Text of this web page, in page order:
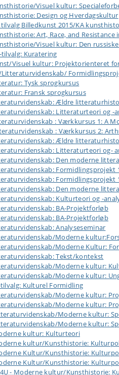
Visuel kultur:
Design og Hverdagskultur
tilvalg Billedkunst 2015/KA
Art, Race, and Resistance
Visuel kultur: Den
tilvalg: Kuratering
Visuel kultur: Projektorienteret
Litteraturvidenskab/
Tysk sprogkursus
Fransk sprogkursus
Ældre
Litteraturteori og -
: Værkkursus 1: A
: Værkkursus 2:
Ældre
Litteraturteori og-
Den moderne
Formidlingsprojekt
Den moderne
Kulturteori og -
BA-Projektforløb
BA-Projektforløb
Analyseseminar
Moderne
Moderne Kultur:
Tekst/kontekst
Moderne kultur:
Moderne kultur:
tilvalg: Kulturel Formidling
Moderne kultur:
Moderne kultur:
Moderne kultur:
Moderne kultur:
kultur: Kulturteori
kultur/Kunsthistorie:
Kultur/Kunsthistorie:
Kultur/Kunsthistorie:
- Moderne kultur/Kunsthistorie: